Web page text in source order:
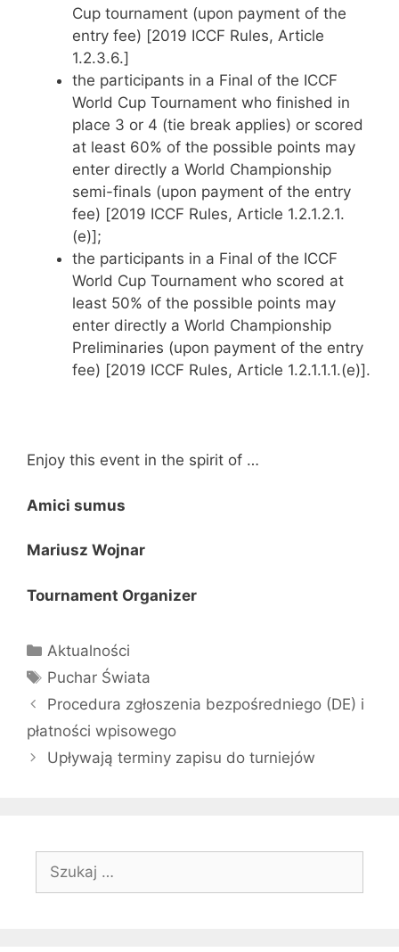
Cup tournament (upon payment of the
entry fee) [2019 ICCF Rules, Article
1.2.3.6.]
the participants in a Final of the ICCF
World Cup Tournament who finished in
place 3 or 4 (tie break applies) or scored
at least 60% of the possible points may
enter directly a World Championship
semi-finals (upon payment of the entry
fee) [2019 ICCF Rules, Article 1.2.1.2.1.
(e)];
the participants in a Final of the ICCF
World Cup Tournament who scored at
least 50% of the possible points may
enter directly a World Championship
Preliminaries (upon payment of the entry
fee) [2019 ICCF Rules, Article 1.2.1.1.1.(e)].
Enjoy this event in the spirit of …
Amici sumus
Mariusz Wojnar
Tournament Organizer
Kategorie
Aktualności
Tagi
Puchar Świata
Procedura zgłoszenia bezpośredniego (DE) i
płatności wpisowego
Upływają terminy zapisu do turniejów